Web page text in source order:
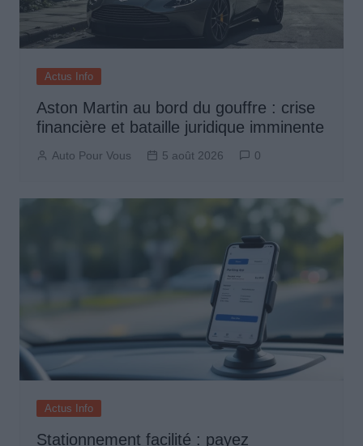
Actus Info
Aston Martin au bord du gouffre : crise
financière et bataille juridique imminente
Auto Pour Vous 5 août 2026 0
Actus Info
Stationnement facilité : payez